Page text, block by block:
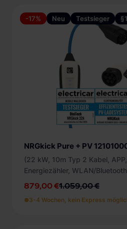
-17% Neu Testsieger
(22 kW, 10m Typ 2 Kabel,
Energiezähler, WLAN/
879,00 €1.059,00 €
3-4 Wochen, kein Express